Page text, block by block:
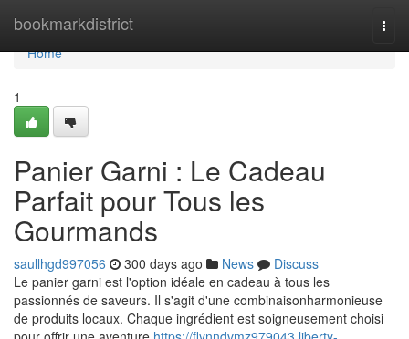
bookmarkdistrict
Home
Home
1
Panier Garni : Le Cadeau
Parfait pour Tous les
Gourmands
saullhgd997056 300 days ago News
Discuss
Le panier garni est l'option idéale en cadeau à tous les
passionnés de saveurs. Il s'agit d'une combinaisonharmonieuse
de produits locaux. Chaque ingrédient est soigneusement choisi